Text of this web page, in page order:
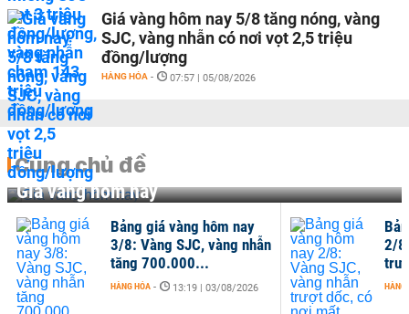
Giá vàng hôm nay 5/8 tăng nóng, vàng
SJC, vàng nhẫn có nơi vọt 2,5 triệu
đồng/lượng
HÀNG HÓA - 07:57 | 05/08/2026
Cùng chủ đề
Giá vàng hôm nay
Bảng giá vàng hôm nay
3/8: Vàng SJC, vàng nhẫn
tăng 700.000...
HÀNG HÓA - 13:19 | 03/08/2026
2/
HÀNG